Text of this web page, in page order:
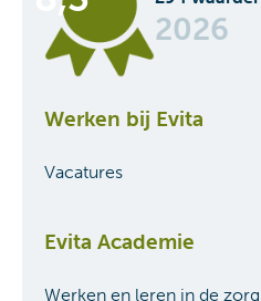
Vacatures
Evita Academie
Werken en leren in de zorg
Social Media